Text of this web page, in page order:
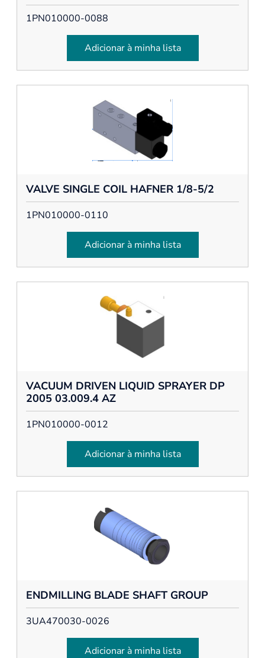
1PN010000-0088
Adicionar à minha lista
VALVE SINGLE COIL HAFNER 1/8-5/2
1PN010000-0110
Adicionar à minha lista
VACUUM DRIVEN LIQUID SPRAYER DP
2005 03.009.4 AZ
1PN010000-0012
Adicionar à minha lista
ENDMILLING BLADE SHAFT GROUP
3UA470030-0026
Adicionar à minha lista